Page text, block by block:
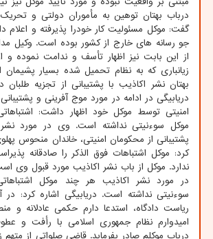
درباب بهتان توهین به مأموران دولتی و
گفت: موکل مسئولیت کار خودرا پذیرفته و اعلام
جو رسانه های خارج از کشور بوده است. وکیل
از این بابت نیز اظهار تأسف و ندامت نموده و
زیانباری که به نظام تحمیل شده بسیار
بهتان نشر اکاذیب با پشتیبانی از تجزیه طلبان
دریابیگی در ادامه در مورد موج آفرینی و
امنیتی توسط موکل خود اظهار داشت:
موکل سوءنیتی نداشته است. وی در مورد نشر
پشتیبانی از محکومان امنیتی، خاندان منحوس
کرد: موکل اشتباهات فوق الذکر را صادقانه
ندارد. موکل از باب نشر اکاذیب مورد قبول وی
در مورد نشر اکاذیب هر چند موکل
سوءنیتی نداشته است. دریابیگی اشاره کرد:
ریاست دادگاه، استدعا دارم حکمی عادلانه و
امیدوارم نظام جمهوری اسلامی با رأفت و
درباب موکلم صادر بفرماید. قاضی صلواتی از